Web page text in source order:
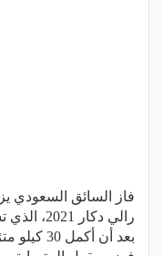
فاز السائق السعودي
رالي دكار
بعد أن